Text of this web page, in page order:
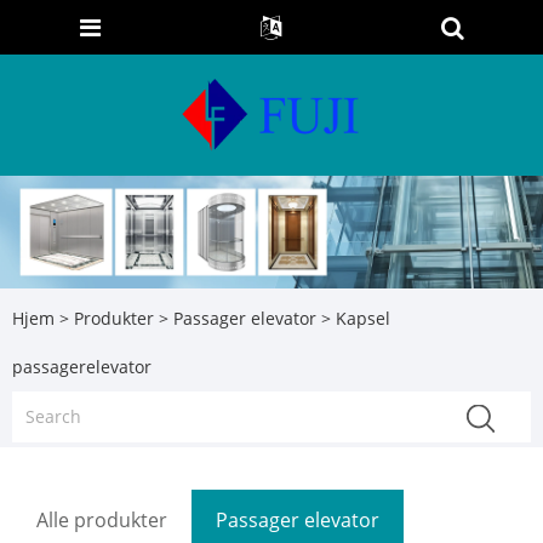
Hjem > Produkter > Passager elevator > Kapsel
passagerelevator
Alle produkter Passager elevator